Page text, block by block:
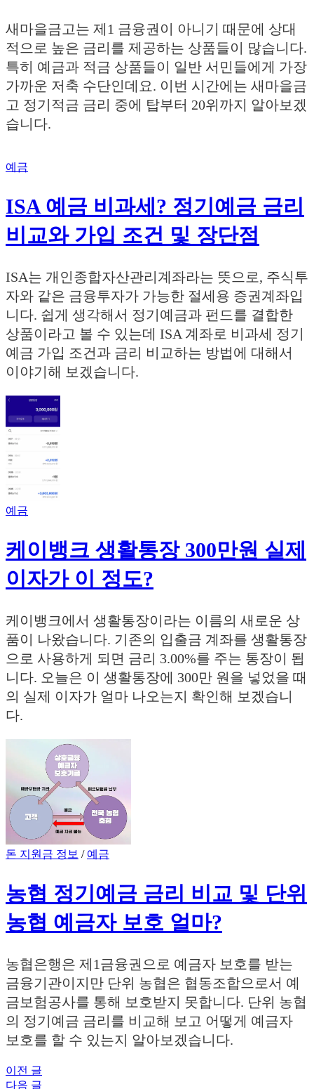
새마을금고는 제1 금융권이 아니기 때문에 상대
적으로 높은 금리를 제공하는 상품들이 많습니다.
특히 예금과 적금 상품들이 일반 서민들에게 가장
가까운 저축 수단인데요. 이번 시간에는 새마을금
고 정기적금 금리 중에 탑부터 20위까지 알아보겠
습니다.
예금
ISA 예금 비과세? 정기예금 금리
비교와 가입 조건 및 장단점
ISA는 개인종합자산관리계좌라는 뜻으로, 주식투
자와 같은 금융투자가 가능한 절세용 증권계좌입
니다. 쉽게 생각해서 정기예금과 펀드를 결합한
상품이라고 볼 수 있는데 ISA 계좌로 비과세 정기
예금 가입 조건과 금리 비교하는 방법에 대해서
이야기해 보겠습니다.
예금
케이뱅크 생활통장 300만원 실제
이자가 이 정도?
케이뱅크에서 생활통장이라는 이름의 새로운 상
품이 나왔습니다. 기존의 입출금 계좌를 생활통장
으로 사용하게 되면 금리 3.00%를 주는 통장이 됩
니다. 오늘은 이 생활통장에 300만 원을 넣었을 때
의 실제 이자가 얼마 나오는지 확인해 보겠습니
다.
돈 지원금 정보 / 예금
농협 정기예금 금리 비교 및 단위
농협 예금자 보호 얼마?
농협은행은 제1금융권으로 예금자 보호를 받는
금융기관이지만 단위 농협은 협동조합으로서 예
금보험공사를 통해 보호받지 못합니다. 단위 농협
의 정기예금 금리를 비교해 보고 어떻게 예금자
보호를 할 수 있는지 알아보겠습니다.
글
이전 글
다음 글